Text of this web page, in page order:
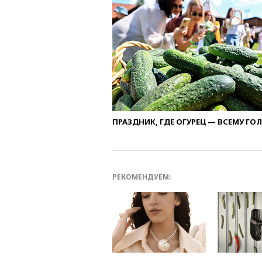
ПРАЗДНИК, ГДЕ ОГУРЕЦ — ВСЕМУ
РЕКОМЕНДУЕМ: